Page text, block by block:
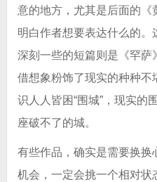
意的地方，尤其是后面的
明白作者想要表达什么的
深刻一些的短篇则是《罕
借想象粉饰了现实的种种
识人人皆困“围城”，现实的
座破不了的城。
有些作品，确实是需要换
机会，一定会挑一个相对状